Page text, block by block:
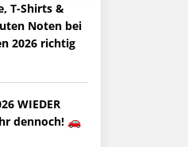
T-Shirts &
Noten bei
2026 richtig
WIEDER
dennoch! 🚗